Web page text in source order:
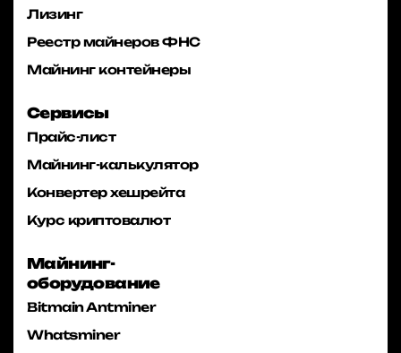
Лизинг
Реестр майнеров ФНС
Майнинг контейнеры
Сервисы
Прайс-лист
Майнинг-калькулятор
Конвертер хешрейта
Курс криптовалют
Майнинг-
оборудование
Bitmain Antminer
Whatsminer